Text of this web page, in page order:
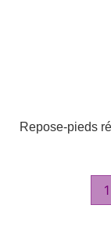
Repose-pieds
1